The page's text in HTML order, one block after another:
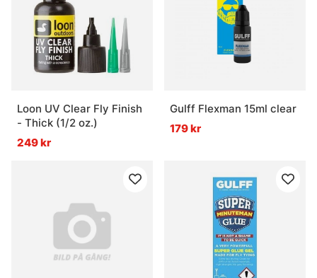
Loon UV Clear Fly Finish
- Thick (1/2 oz.)
249 kr
Gulff Flexman 15ml clear
179 kr